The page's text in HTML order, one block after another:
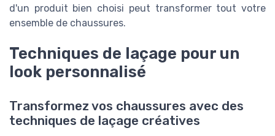
d'un produit bien choisi peut transformer tout votre
ensemble de chaussures.
Techniques de laçage pour un
look personnalisé
Transformez vos chaussures avec des
techniques de laçage créatives